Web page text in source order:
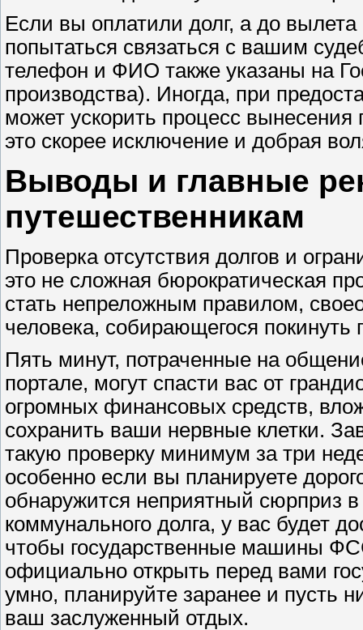
Если вы оплатили долг, а до
попытаться связаться с вашим
телефон и ФИО также указаны на
производства). Иногда, при
может ускорить процесс вынесения
это скорее исключение и добрая
Выводы и главные
путешественникам
Проверка отсутствия долгов и
это не сложная бюрократическая
стать непреложным правилом,
человека, собирающегося
Пять минут, потраченные на
портале, могут спасти вас от
огромных финансовых средств,
сохранить ваши нервные клетки.
такую проверку минимум за три
особенно если вы планируете
обнаружится неприятный сюрприз
коммунального долга, у вас будет
чтобы государственные машины
официально открыть перед вами
умно, планируйте заранее и пусть
ваш заслуженный отдых.